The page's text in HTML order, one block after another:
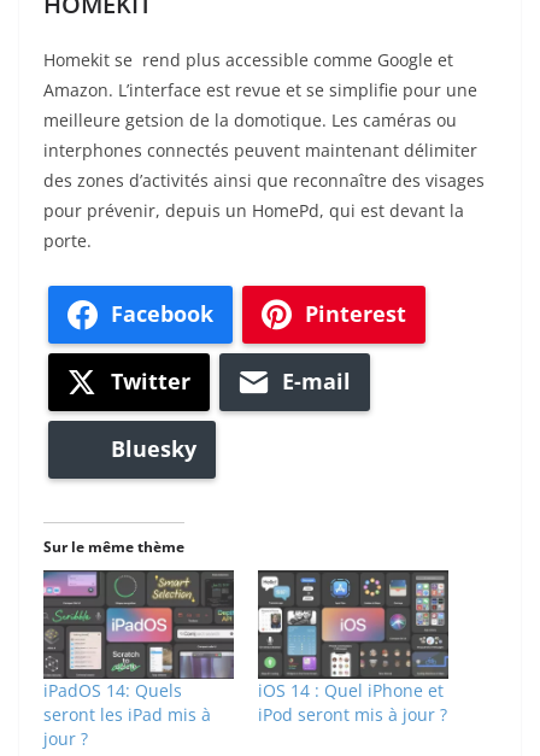
Homekit se rend plus accessible comme Google et
Amazon. L’interface est revue et se simplifie pour une
meilleure getsion de la domotique. Les caméras ou
interphones connectés peuvent maintenant délimiter
des zones d’activités ainsi que reconnaître des visages
pour prévenir, depuis un HomePd, qui est devant la
porte.
Facebook Pinterest
Twitter E-mail
Bluesky
Sur le même thème
iPadOS 14: Quels
seront les iPad mis à
jour ?
iOS 14 : Quel iPhone et
iPod seront mis à jour ?